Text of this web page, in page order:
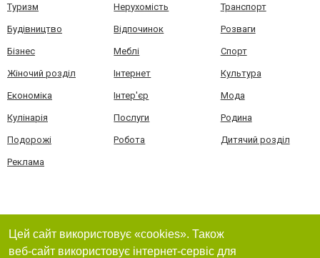
Туризм Нерухомість Транспорт
Будівництво Відпочинок Розваги
Бізнес Меблі Спорт
Жіночий розділ Інтернет Культура
Економіка Інтер'єр Мода
Кулінарія Послуги Родина
Подорожі Робота Дитячий розділ
Реклама
Цей сайт використовує «cookies». Також
веб-сайт використовує інтернет-сервіс для